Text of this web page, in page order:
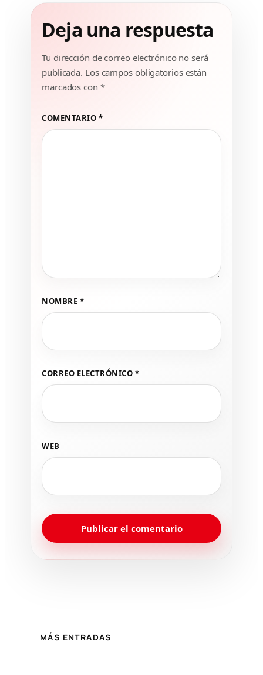
Deja una respuesta
Tu dirección de correo electrónico no será
publicada. Los campos obligatorios están
marcados con *
COMENTARIO *
NOMBRE *
CORREO ELECTRÓNICO *
WEB
MÁS ENTRADAS